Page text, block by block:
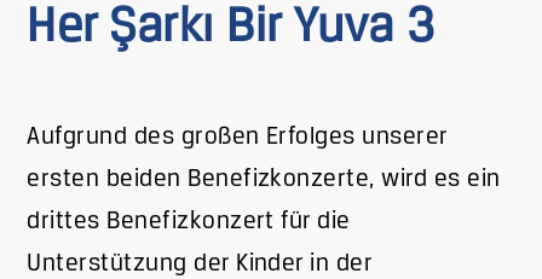
Her Şarkı Bir Yuva 3
Aufgrund des großen Erfolges unserer
ersten beiden Benefizkonzerte, wird es ein
drittes Benefizkonzert für die
Unterstützung der Kinder in der